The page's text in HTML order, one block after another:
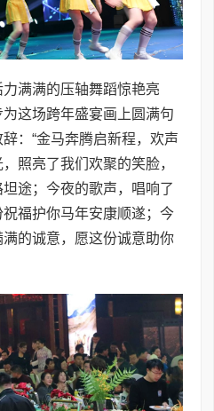
满满的压轴舞蹈惊艳亮
这场跨年盛宴画上圆满句
：“金马奔腾启新程，欢声
照亮了我们欢聚的笑脸，
途；今夜的歌声，唱响了
福护你马年安康顺遂；今
的诚意，愿这份诚意助你